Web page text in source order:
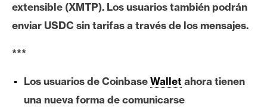
i
n
t
h
extensible (XMTP). Los usuarios también podrán
enviar USDC sin tarifas a través de los mensajes.
***
Los usuarios de CoinbaseWallet ahora tienen
una nueva forma de comunicarse